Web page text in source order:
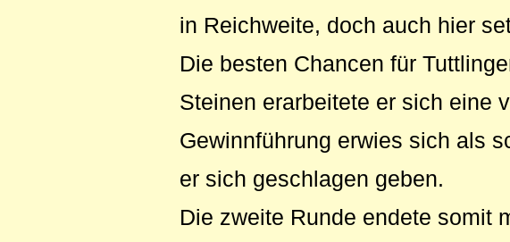
in Reichweite, doch auch hier
Die besten Chancen für
Steinen erarbeitete er sich eine
Gewinnführung erwies sich als
er sich geschlagen geben.
Die zweite Runde endete somit